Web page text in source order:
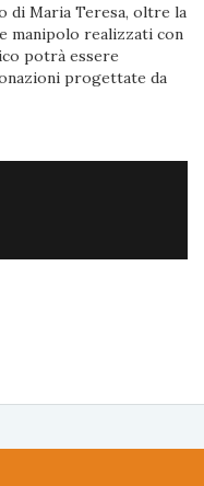
di Maria Teresa, oltre la
manipolo realizzati con
potrà essere
progettate da